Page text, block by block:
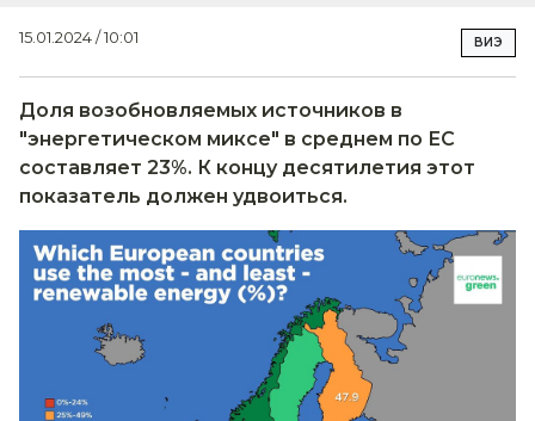
15.01.2024 / 10:01 ВИЭ
Доля возобновляемых источников в
"энергетическом миксе" в среднем по ЕС
составляет 23%. К концу десятилетия этот
показатель должен удвоиться.